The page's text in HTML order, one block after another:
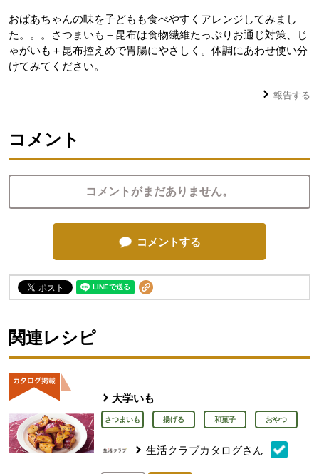
おばあちゃんの味を子どもも食べやすくアレンジしてみまし
た。。。さつまいも＋昆布は食物繊維たっぷりお通じ対策、じ
ゃがいも＋昆布控えめで胃腸にやさしく。体調にあわせ使い分
けてみてください。
報告する
コメント
コメントがまだありません。
コメントする
関連レシピ
大学いも
さつまいも 揚げる 和菓子 おやつ
生活クラブカタログさん